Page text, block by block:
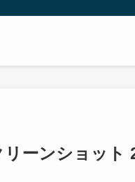
リーンショット